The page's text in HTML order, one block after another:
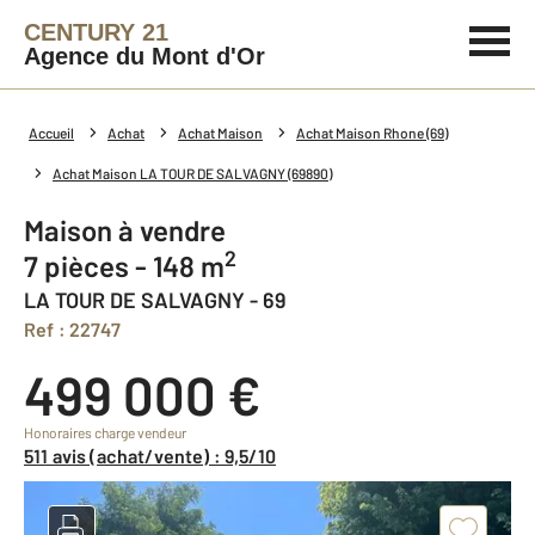
CENTURY 21
Agence du Mont d'Or
Accueil Achat Achat Maison Achat Maison Rhone (69)
Achat Maison LA TOUR DE SALVAGNY (69890)
Maison à vendre
7 pièces - 148 m2
LA TOUR DE SALVAGNY - 69
Ref : 22747
499 000 €
Honoraires charge vendeur
511 avis (achat/vente) : 9,5/10